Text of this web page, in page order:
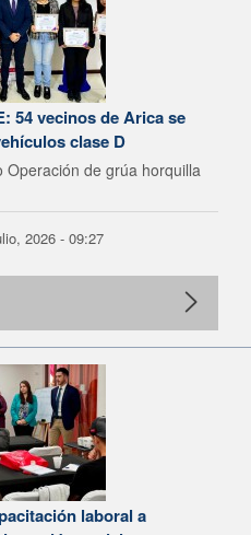
54 vecinos de Arica se
clase D
de grúa horquilla
2026 - 09:27
laboral a